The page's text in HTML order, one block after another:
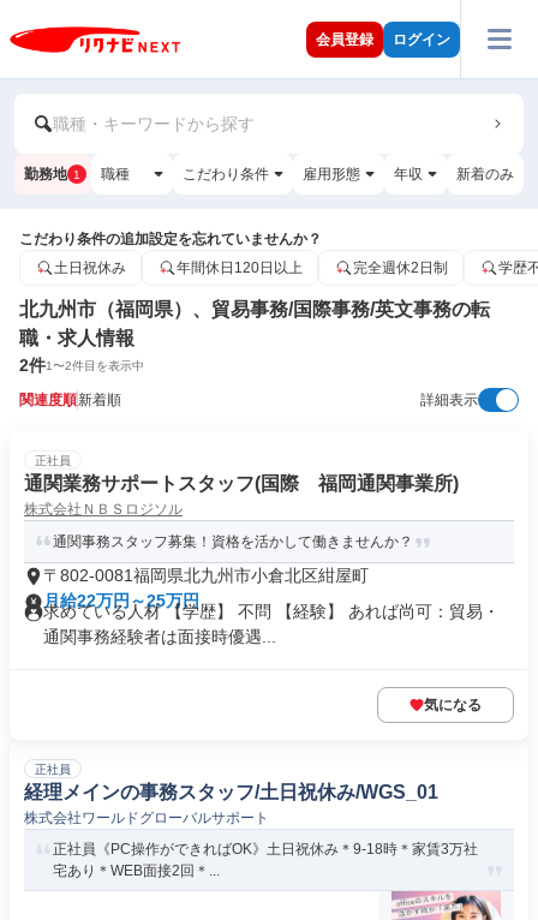
会員登録 ログイン
職種・キーワードから探す
勤務地 1 職種 こだわり条件 雇用形態 年収 新着のみ
こだわり条件の追加設定を忘れていませんか？
土日祝休み
年間休日120日以上 完全週休2日制 学歴
北九州市（福岡県）、貿易事務/国際事務/英文事務の転
職・求人情報
2件1〜2件目を表示中
関連度順新着順 詳細表示
正社員
通関業務サポートスタッフ(国際 福岡通関事業所)
株式会社ＮＢＳロジソル
通関事務スタッフ募集！資格を活かして働きませんか？
〒802-0081福岡県北九州市小倉北区紺屋町
月給22万円～25万円
求めている人材 【学歴】 不問 【経験】 あれば尚可：貿易・
通関事務経験者は面接時優遇...
気になる
正社員
経理メインの事務スタッフ/土日祝休み/WGS_01
株式会社ワールドグローバルサポート
正社員《PC操作ができればOK》土日祝休み＊9-18時＊家賃3万社
宅あり＊WEB面接2回＊...